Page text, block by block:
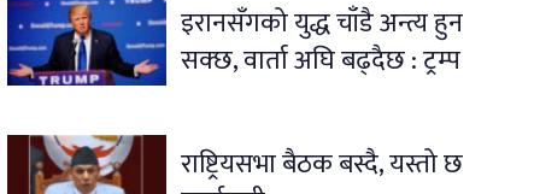
इरानसँगको युद्ध चाँडै अन्त्य हुन
सक्छ, वार्ता अघि बढ्दैछ : ट्रम्प
राष्ट्रियसभा बैठक बस्दै, यस्तो छ